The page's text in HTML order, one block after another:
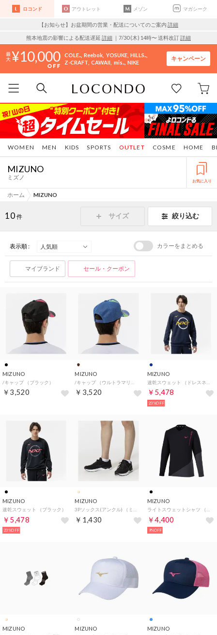
ロコンド アウトレット メゾン マガシーク
【お知らせ】お盆期間の営業・配送についてのご案内 詳細
熊本地震の影響による配送遅延 詳細 ｜7/30 (木) 14時〜 送料改訂詳細
10,000 COLE.. Reebok YOSUKE HILLS..
Z-CRAFT CAWAII mis.. NIKE
キャンペーン
WOMEN MEN KIDS SPORTS COSME HOME
OUTLET
MIZUNO
ミズノ お気に入り
ホーム MIZUNO
10 件 サイズ 絞り込む
表示順 : カラーをまとめる
マイブランド セール・クーポン
MIZUNO
/キャップ （ブラック）
￥3,520
MIZUNO
￥3,520
MIZUNO
￥5,478
23%OFF
MIZUNO
速乾スウェット （ブラック）
￥5,478
23%OFF
MIZUNO
￥1,430
MIZUNO
￥4,400
9%OFF
MIZUNO MIZUNO MIZUNO